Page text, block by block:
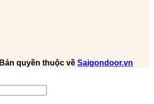
Bản quyền thuộc về Saigondoor.vn